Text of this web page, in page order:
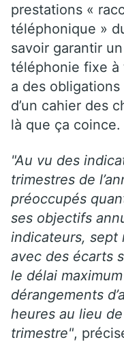
prestations «
téléphonique »
savoir garantir un
téléphonie fixe à
a des
d’un cahier des
là que ça coince.
"Au vu des
trimestres de
préoccupés
ses objectifs
indicateurs, sept
avec des écarts
le délai
dérangements
heures au lieu
trimestre",